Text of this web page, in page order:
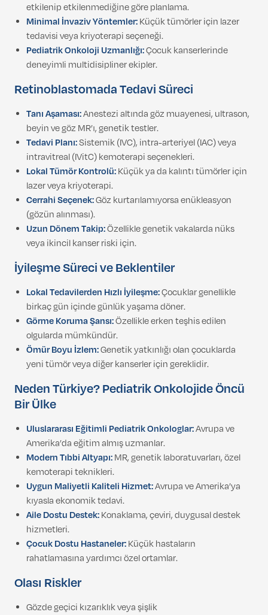
etkilenip etkilenmediğine göre planlama.
Minimal İnvaziv Yöntemler:Küçük tümörler için lazer
tedavisi veya kriyoterapi seçeneği.
Pediatrik Onkoloji Uzmanlığı:Çocuk kanserlerinde
deneyimli multidisipliner ekipler.
Retinoblastomada Tedavi Süreci
Tanı Aşaması:Anestezi altında göz muayenesi, ultrason,
beyin ve göz MR’ı, genetik testler.
Tedavi Planı:Sistemik (IVC), intra-arteriyel (IAC) veya
intravitreal (IVitC) kemoterapi seçenekleri.
Lokal Tümör Kontrolü:Küçük ya da kalıntı tümörler için
lazer veya kriyoterapi.
Cerrahi Seçenek:Göz kurtarılamıyorsa enükleasyon
(gözün alınması).
Uzun Dönem Takip:Özellikle genetik vakalarda nüks
veya ikincil kanser riski için.
İyileşme Süreci ve Beklentiler
Lokal Tedavilerden Hızlı İyileşme:Çocuklar genellikle
birkaç gün içinde günlük yaşama döner.
Görme Koruma Şansı:Özellikle erken teşhis edilen
olgularda mümkündür.
Ömür Boyu İzlem:Genetik yatkınlığı olan çocuklarda
yeni tümör veya diğer kanserler için gereklidir.
Neden Türkiye? Pediatrik Onkolojide Öncü
Bir Ülke
Uluslararası Eğitimli Pediatrik Onkologlar:Avrupa ve
Amerika’da eğitim almış uzmanlar.
Modern Tıbbi Altyapı:MR, genetik laboratuvarları, özel
kemoterapi teknikleri.
Uygun Maliyetli Kaliteli Hizmet:Avrupa ve Amerika’ya
kıyasla ekonomik tedavi.
Aile Dostu Destek:Konaklama, çeviri, duygusal destek
hizmetleri.
Çocuk Dostu Hastaneler:Küçük hastaların
rahatlamasına yardımcı özel ortamlar.
Olası Riskler
Gözde geçici kızarıklık veya şişlik